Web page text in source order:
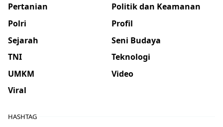
Pertanian
Politik dan Keamanan
Polri
Profil
Sejarah
Seni Budaya
TNI
Teknologi
UMKM
Video
Viral
HASHTAG